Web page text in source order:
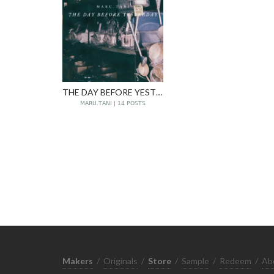
THE DAY BEFORE YESTERDAY
MARU.TANI | 14 POSTS
Makers / Originals / Store / Sample / Redeem /